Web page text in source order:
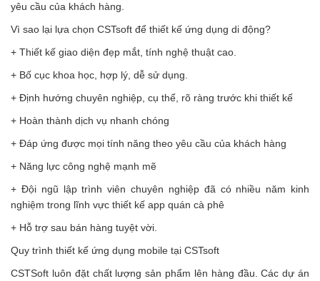
yêu cầu của khách hàng.
Vì sao lại lựa chọn CSTsoft để thiết kế ứng dụng di động?
+ Thiết kế giao diện đẹp mắt, tính nghệ thuật cao.
+ Bố cục khoa học, hợp lý, dễ sử dụng.
+ Định hướng chuyên nghiệp, cụ thể, rõ ràng trước khi thiết kế
+ Hoàn thành dịch vụ nhanh chóng
+ Đáp ứng được mọi tính năng theo yêu cầu của khách hàng
+ Năng lực công nghệ mạnh mẽ
+ Đội ngũ lập trình viên chuyên nghiệp đã có nhiều năm kinh
nghiệm trong lĩnh vực thiết kế app quán cà phê
+ Hỗ trợ sau bán hàng tuyệt vời.
Quy trình thiết kế ứng dụng mobile tại CSTsoft
CSTSoft luôn đặt chất lượng sản phẩm lên hàng đầu. Các dự án